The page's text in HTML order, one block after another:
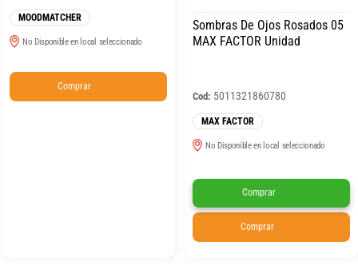
MOODMATCHER
No Disponible en local seleccionado
Comprar
Sombras De Ojos Rosados 05
MAX FACTOR Unidad
Cod: 5011321860780
MAX FACTOR
No Disponible en local seleccionado
Comprar
Comprar